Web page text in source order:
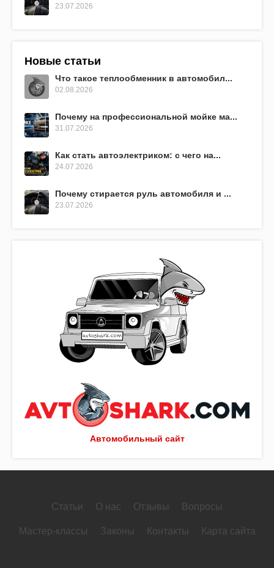
Автомобильный сайт
23.07.2026
Новые статьи
Что такое теплообменник в автомобил...
02.08.2026
Почему на профессиональной мойке ма...
31.07.2026
Как стать автоэлектриком: с чего на...
24.07.2026
Почему стирается руль автомобиля и ...
23.07.2026
Статьи О нас Отзывы Вопросы
Мастер-классы Законы Контакты Карта сайта